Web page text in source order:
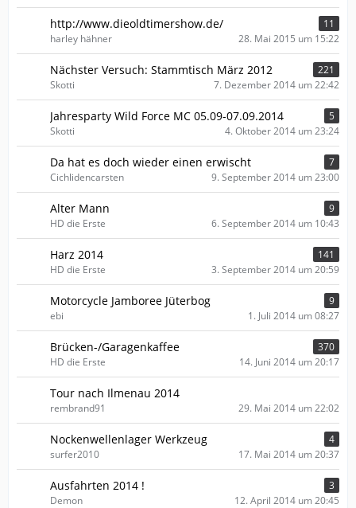
http://www.dieoldtimershow.de/
11
harley hähner
28. Mai 2015 um 15:22
Nächster Versuch: Stammtisch März 2012
221
Skotti
7. Dezember 2014 um 22:42
Jahresparty Wild Force MC 05.09-07.09.2014
5
Skotti
4. Oktober 2014 um 23:24
Da hat es doch wieder einen erwischt
7
Cichlidencarsten
9. September 2014 um 23:00
Alter Mann
9
HD die Erste
6. September 2014 um 10:43
Harz 2014
141
HD die Erste
3. September 2014 um 20:59
Motorcycle Jamboree Jüterbog
9
ebi
1. Juli 2014 um 08:27
Brücken-/Garagenkaffee
370
HD die Erste
14. Juni 2014 um 20:17
Tour nach Ilmenau 2014
rembrand91 29. Mai 2014 um 22:02
Nockenwellenlager Werkzeug
4
surfer2010
17. Mai 2014 um 20:37
Ausfahrten 2014 !
3
Demon
12. April 2014 um 20:45